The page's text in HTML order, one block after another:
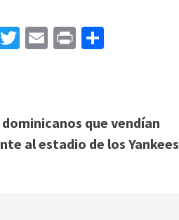
Twitter
Email
Print
que vendían
al estadio de los Yankees